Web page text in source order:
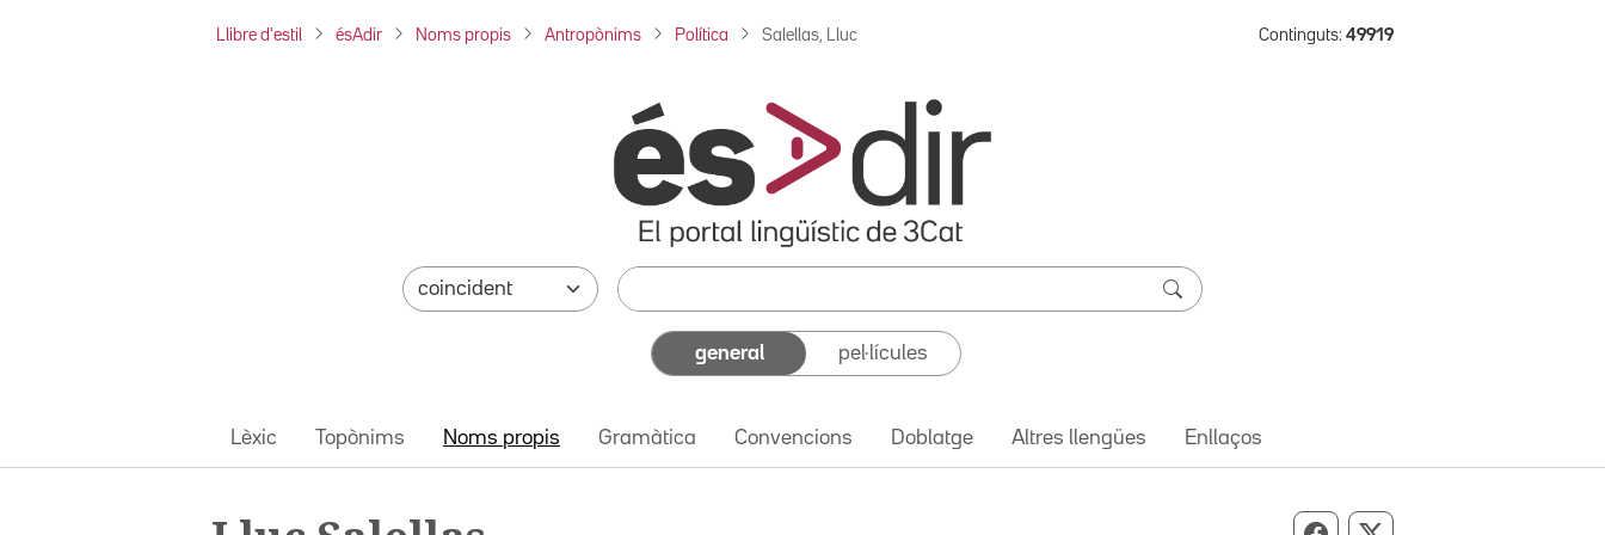
Llibre d'estil ésAdir Noms propis Antropònims Política Salellas, Lluc Continguts: 49919
general pel·lícules
Lèxic Topònims Noms propis Gramàtica Convencions Doblatge Altres llengües Enllaços